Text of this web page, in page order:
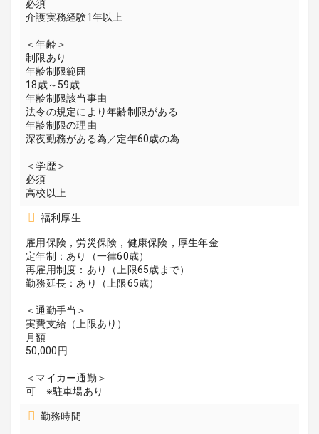
必須
介護実務経験1年以上
＜年齢＞
制限あり
年齢制限範囲
18歳～59歳
年齢制限該当事由
法令の規定により年齢制限がある
年齢制限の理由
深夜勤務がある為／定年60歳の為
＜学歴＞
必須
高校以上
福利厚生
雇用保険，労災保険，健康保険，厚生年金
定年制：あり（一律60歳）
再雇用制度：あり（上限65歳まで）
勤務延長：あり（上限65歳）
＜通勤手当＞
実費支給（上限あり）
月額
50,000円
＜マイカー通勤＞
可 ※駐車場あり
勤務時間